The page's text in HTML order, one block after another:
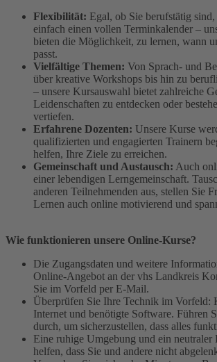
Flexibilität: Egal, ob Sie berufstätig
einfach einen vollen Terminkalender –
bieten die Möglichkeit, zu lernen, wann
passt.
Vielfältige Themen: Von Sprach- und
über kreative Workshops bis hin zu
– unsere Kursauswahl bietet zahlreiche
Leidenschaften zu entdecken oder
vertiefen.
Erfahrene Dozenten: Unsere Kurse
qualifizierten und engagierten Trainern
helfen, Ihre Ziele zu erreichen.
Gemeinschaft und Austausch: Auch
einer lebendigen Lerngemeinschaft.
anderen Teilnehmenden aus, stellen Sie
Lernen auch online motivierend und
Wie funktionieren unsere Online-Kurse?
Die Zugangsdaten und weitere
Online-Angebot an der vhs Landkreis
Sie im Vorfeld per E-Mail.
Überprüfen Sie Ihre Technik im Vorfeld:
Internet und benötigte Software. Führen
durch, um sicherzustellen, dass alles
Eine ruhige Umgebung und ein neutraler
helfen, dass Sie und andere nicht